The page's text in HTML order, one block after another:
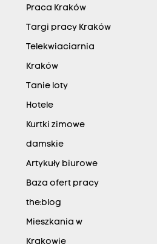
Praca Kraków
Targi pracy Kraków
Telekwiaciarnia
Kraków
Tanie loty
Hotele
Kurtki zimowe
damskie
Artykuły biurowe
Baza ofert pracy
the:blog
Mieszkania w
Krakowie